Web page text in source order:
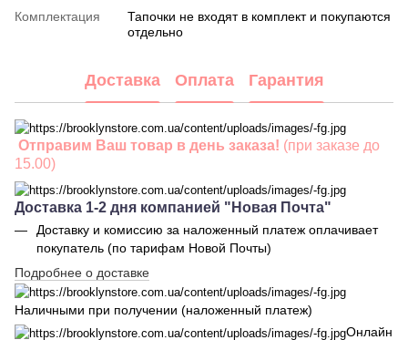
Комплектация
Тапочки не входят в комплект и покупаются
отдельно
Доставка Оплата Гарантия
Отправим Ваш товар в день заказа! (при заказе до
15.00)
Доставка 1-2 дня компанией "Новая Почта"
Доставку и комиссию за наложенный платеж оплачивает
покупатель (по тарифам Новой Почты)
Подробнее о доставке
Наличными при получении (наложенный платеж)
Онлайн